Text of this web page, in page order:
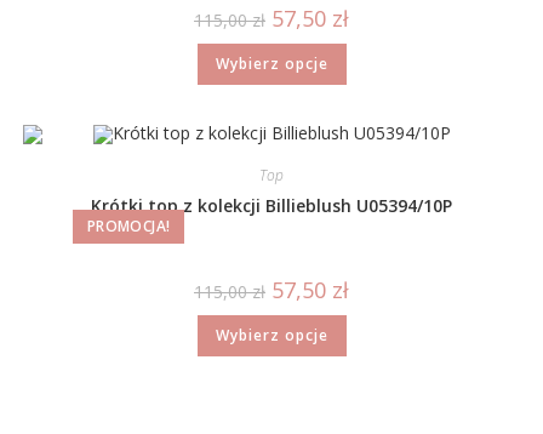
115,00zł 57,50 zł
Wybierz opcje
PROMOCJA!
Top
Krótki top z kolekcji Billieblush U05394/10P
115,00zł 57,50 zł
Wybierz opcje